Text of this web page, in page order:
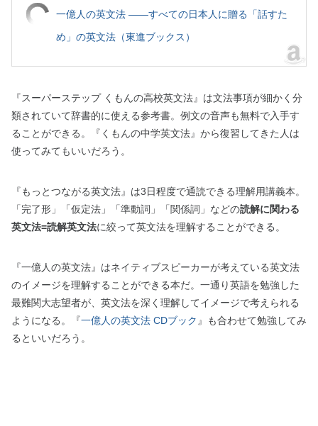
一億人の英文法 ――すべての日本人に贈る「話すた
め」の英文法（東進ブックス）
『スーパーステップ くもんの高校英文法』は文法事項が細かく分
類されていて辞書的に使える参考書。例文の音声も無料で入手す
ることができる。『くもんの中学英文法』から復習してきた人は
使ってみてもいいだろう。
『もっとつながる英文法』は3日程度で通読できる理解用講義本。
「完了形」「仮定法」「準動詞」「関係詞」などの読解に関わる
英文法=読解英文法に絞って英文法を理解することができる。
『一億人の英文法』はネイティブスピーカーが考えている英文法
のイメージを理解することができる本だ。一通り英語を勉強した
最難関大志望者が、英文法を深く理解してイメージで考えられる
ようになる。『一億人の英文法 CDブック 』も合わせて勉強してみ
るといいだろう。